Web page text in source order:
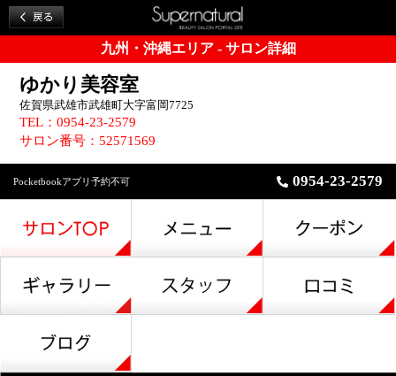
九州・沖縄エリア - サロン詳細
ゆかり美容室
佐賀県武雄市武雄町大字富岡7725
TEL：0954-23-2579
サロン番号：52571569
Pocketbookアプリ予約不可 0954-23-2579